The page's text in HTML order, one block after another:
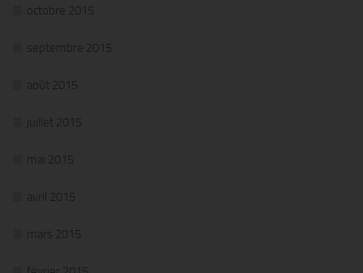
octobre 2015
septembre 2015
août 2015
juillet 2015
mai 2015
avril 2015
mars 2015